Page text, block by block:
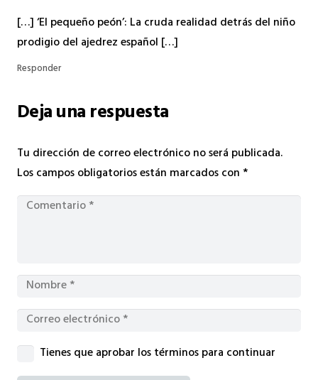
[…] ‘El pequeño peón’: La cruda realidad detrás del niño
prodigio del ajedrez español […]
Responder
Deja una respuesta
Tu dirección de correo electrónico no será publicada.
Los campos obligatorios están marcados con*
Tienes que aprobar los términos para continuar